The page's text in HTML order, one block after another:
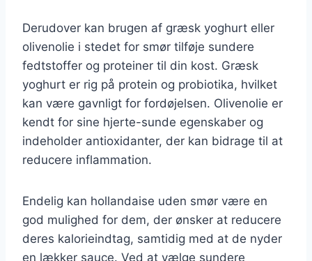
Derudover kan brugen af græsk yoghurt eller
olivenolie i stedet for smør tilføje sundere
fedtstoffer og proteiner til din kost. Græsk
yoghurt er rig på protein og probiotika, hvilket
kan være gavnligt for fordøjelsen. Olivenolie er
kendt for sine hjerte-sunde egenskaber og
indeholder antioxidanter, der kan bidrage til at
reducere inflammation.
Endelig kan hollandaise uden smør være en
god mulighed for dem, der ønsker at reducere
deres kalorieindtag, samtidig med at de nyder
en lækker sauce. Ved at vælge sundere